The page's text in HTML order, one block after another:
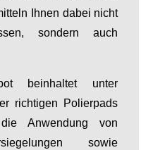
Ihnen dabei nicht
sondern auch
beinhaltet unter
richtigen Polierpads
Anwendung von
sowie